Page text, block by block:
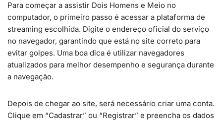
Para começar a assistir Dois Homens e Meio no
computador, o primeiro passo é acessar a plataforma de
streaming escolhida. Digite o endereço oficial do serviço
no navegador, garantindo que está no site correto para
evitar golpes. Uma boa dica é utilizar navegadores
atualizados para melhor desempenho e segurança durante
a navegação.
Depois de chegar ao site, será necessário criar uma conta.
Clique em “Cadastrar” ou “Registrar” e preencha os dados